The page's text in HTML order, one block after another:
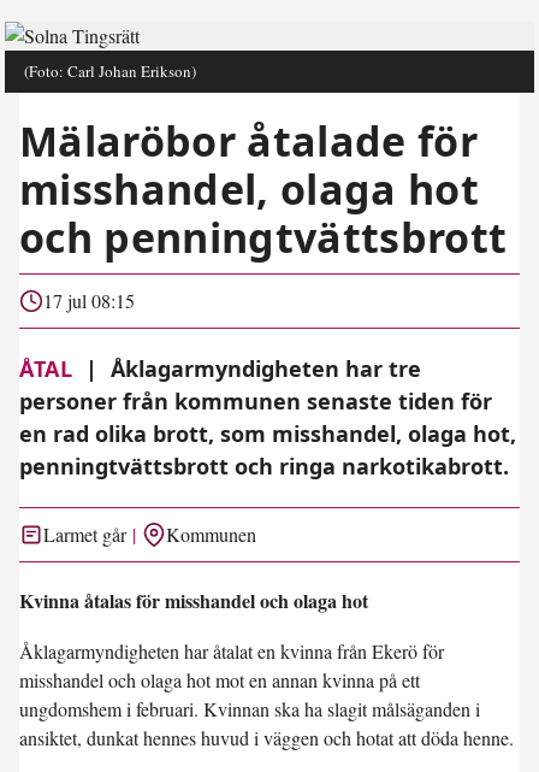
(Foto: Carl Johan Erikson)
Mälaröbor åtalade för
misshandel, olaga hot
och penningtvättsbrott
17 jul 08:15
ÅTAL |
Åklagarmyndigheten har tre
personer från kommunen senaste tiden för
en rad olika brott, som misshandel, olaga hot,
penningtvättsbrott och ringa narkotikabrott.
Larmet går Kommunen
Kvinna åtalas för misshandel och olaga hot
Åklagarmyndigheten har åtalat en kvinna från Ekerö för
misshandel och olaga hot mot en annan kvinna på ett
ungdomshem i februari. Kvinnan ska ha slagit målsäganden i
ansiktet, dunkat hennes huvud i väggen och hotat att döda henne.